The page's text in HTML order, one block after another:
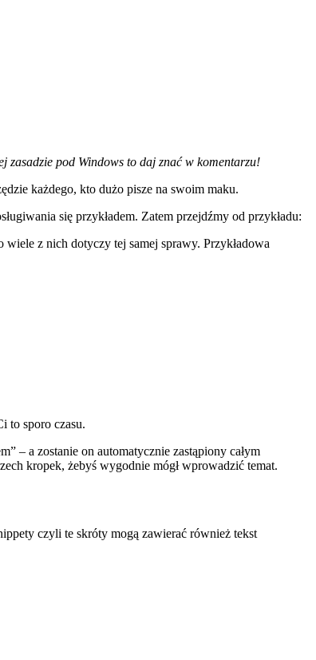
zasadzie pod Windows to daj znać w komentarzu!
każdego, kto dużo pisze na swoim maku.
się przykładem. Zatem przejdźmy od przykładu:
z nich dotyczy tej samej sprawy. Przykładowa
to sporo czasu.
– a zostanie on automatycznie zastąpiony całym
kropek, żebyś wygodnie mógł wprowadzić temat.
czyli te skróty mogą zawierać również tekst